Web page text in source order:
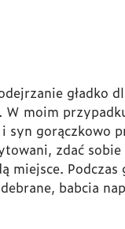
gładko
moim
syn gorączkowo
zdać
Podczas
babcia